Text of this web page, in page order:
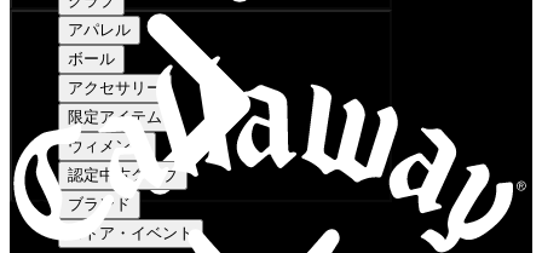
アパレル
ボール
アクセサリー
限定アイテム
ウィメンズ
認定中古クラブ
ブランド
ストア・イベント